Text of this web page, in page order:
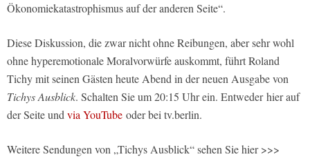
Ökonomiekatastrophismus auf der anderen Seite“.
Diese Diskussion, die zwar nicht ohne Reibungen, aber sehr wohl
ohne hyperemotionale Moralvorwürfe auskommt, führt Roland
Tichy mit seinen Gästen heute Abend in der neuen Ausgabe von
Tichys Ausblick. Schalten Sie um 20:15 Uhr ein. Entweder hier auf
der Seite und via YouTube oder bei tv.berlin.
Weitere Sendungen von „Tichys Ausblick“ sehen Sie hier >>>